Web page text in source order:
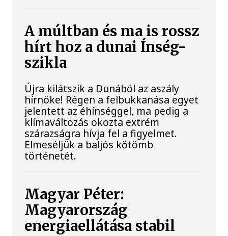
A múltban és ma is rossz
hírt hoz a dunai Ínség-
szikla
Újra kilátszik a Dunából az aszály
hírnöke! Régen a felbukkanása egyet
jelentett az éhínséggel, ma pedig a
klímaváltozás okozta extrém
szárazságra hívja fel a figyelmet.
Elmeséljük a baljós kőtömb
történetét.
Magyar Péter:
Magyarország
energiaellátása stabil